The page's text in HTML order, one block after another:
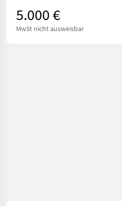
5.000 €
MwSt nicht ausweisbar